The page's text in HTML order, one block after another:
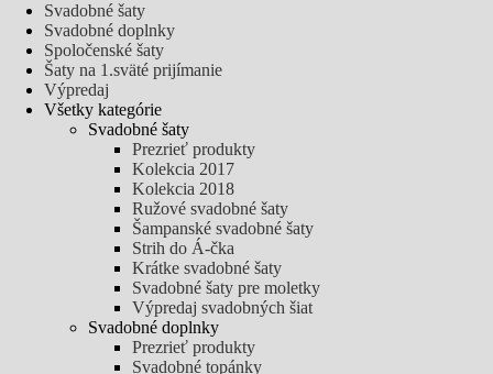
Svadobné šaty
Svadobné doplnky
Spoločenské šaty
Šaty na 1.sväté prijímanie
Výpredaj
Všetky kategórie
Svadobné šaty
Prezrieť produkty
Kolekcia 2017
Kolekcia 2018
Ružové svadobné šaty
Šampanské svadobné šaty
Strih do Á-čka
Krátke svadobné šaty
Svadobné šaty pre moletky
Výpredaj svadobných šiat
Svadobné doplnky
Prezrieť produkty
Svadobné topánky